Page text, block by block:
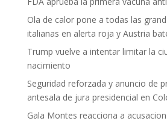
Ola de calor pone a todas las
italianas en alerta roja y Austria
Trump vuelve a intentar limitar la
nacimiento
Seguridad reforzada y anuncio de
antesala de jura presidencial en
Gala Montes reacciona a